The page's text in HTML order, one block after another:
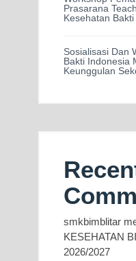
Prasarana
Kesehatan
Sosialisasi Dan
Bakti Indonesia
Keunggulan
smkbimblitar
KESEHATAN
2026/2027